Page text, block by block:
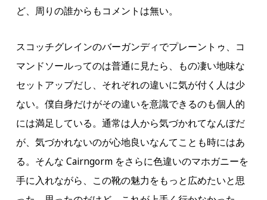
ど、周りの誰からもコメントは無い。
スコッチグレインのバーガンディでプレーントゥ、コ
マンドソールってのは普通に見たら、もの凄い地味な
セットアップだし、それぞれの違いに気が付く人は少
ない。僕自身だけがその違いを意識できるのも個人的
には満足している。通常は人から気づかれてなんぼだ
が、気づかれないのが心地良いなんてことも時にはあ
る。そんな Cairngorm をさらに色違いのマホガニーを
手に入れながら、この靴の魅力をもっと広めたいと思